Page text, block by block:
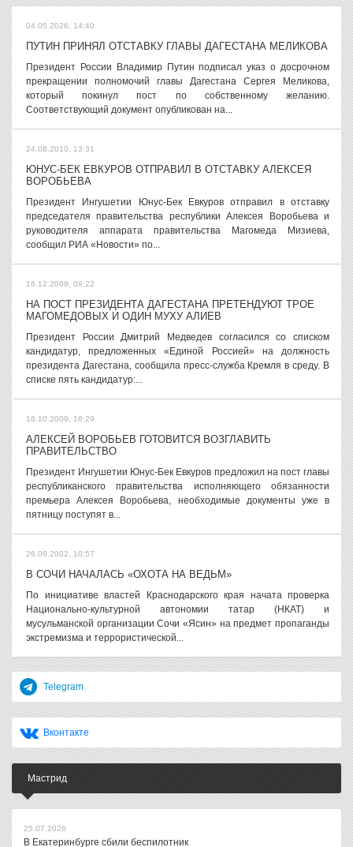
04.05.2026, 14:40
ПУТИН ПРИНЯЛ ОТСТАВКУ ГЛАВЫ ДАГЕСТАНА МЕЛИКОВА
Президент России Владимир Путин подписал указ о досрочном
прекращении полномочий главы Дагестана Сергея Меликова,
который покинул пост по собственному желанию.
Соответствующий документ опубликован на...
24.08.2010, 13:31
ЮНУС-БЕК ЕВКУРОВ ОТПРАВИЛ В ОТСТАВКУ АЛЕКСЕЯ
ВОРОБЬЕВА
Президент Ингушетии Юнус-Бек Евкуров отправил в отставку
председателя правительства республики Алексея Воробьева и
руководителя аппарата правительства Магомеда Мизиева,
сообщил РИА «Новости» по...
16.12.2009, 09:22
НА ПОСТ ПРЕЗИДЕНТА ДАГЕСТАНА ПРЕТЕНДУЮТ ТРОЕ
МАГОМЕДОВЫХ И ОДИН МУХУ АЛИЕВ
Президент России Дмитрий Медведев согласился со списком
кандидатур, предложенных «Единой Россией» на должность
президента Дагестана, сообщила пресс-служба Кремля в среду. В
списке пять кандидатур:...
16.10.2009, 16:29
АЛЕКСЕЙ ВОРОБЬЕВ ГОТОВИТСЯ ВОЗГЛАВИТЬ
ПРАВИТЕЛЬСТВО
Президент Ингушетии Юнус-Бек Евкуров предложил на пост главы
республиканского правительства исполняющего обязанности
премьера Алексея Воробьева, необходимые документы уже в
пятницу поступят в...
26.09.2002, 10:57
В СОЧИ НАЧАЛАСЬ «ОХОТА НА ВЕДЬМ»
По инициативе властей Краснодарского края начата проверка
Национально-культурной автономии татар (НКАТ) и
мусульманской организации Сочи «Ясин» на предмет пропаганды
экстремизма и террористической...
Telegram
Вконтакте
Мастрид
25.07.2026
В Екатеринбурге сбили беспилотник